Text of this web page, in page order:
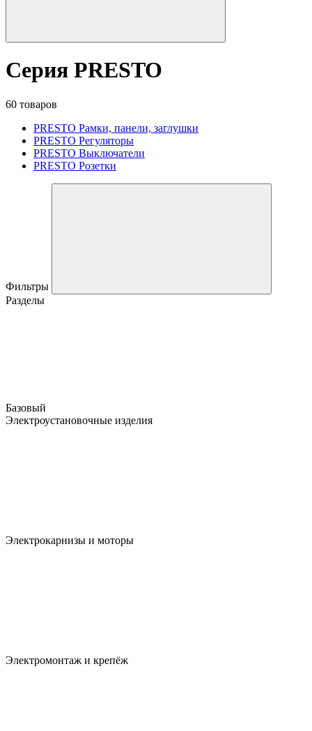
Серия PRESTO
60 товаров
PRESTO Рамки, панели, заглушки
PRESTO Регуляторы
PRESTO Выключатели
PRESTO Розетки
Фильтры
Разделы
Базовый
Электроустановочные изделия
Электрокарнизы и моторы
Электромонтаж и крепёж